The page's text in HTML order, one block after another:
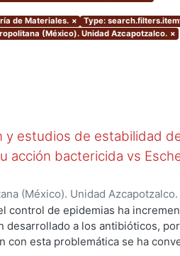
de Materiales. × Type:
(México). Unidad Azcapotzalco. ×
y estudios de estabilidad
acción bactericida vs
(México). Unidad
06)Celis Arias, Vanessa
control de epidemias ha
desarrollado a los antibióticos,
con esta problemática se ha